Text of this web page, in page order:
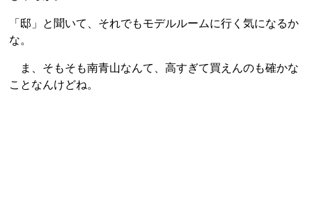
「邸」と聞いて、それでもモデルルームに行く気になるか
な。
ま、そもそも南青山なんて、高すぎて買えんのも確かな
ことなんけどね。